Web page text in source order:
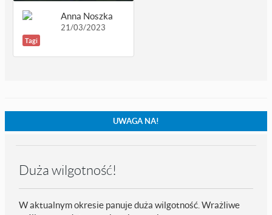
Anna Noszka
21/03/2023
Tagi
UWAGA NA!
Duża wilgotność!
W aktualnym okresie panuje duża wilgotność. Wrażliwe